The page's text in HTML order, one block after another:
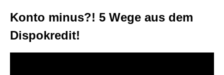
Konto minus?! 5 Wege aus dem
Dispokredit!